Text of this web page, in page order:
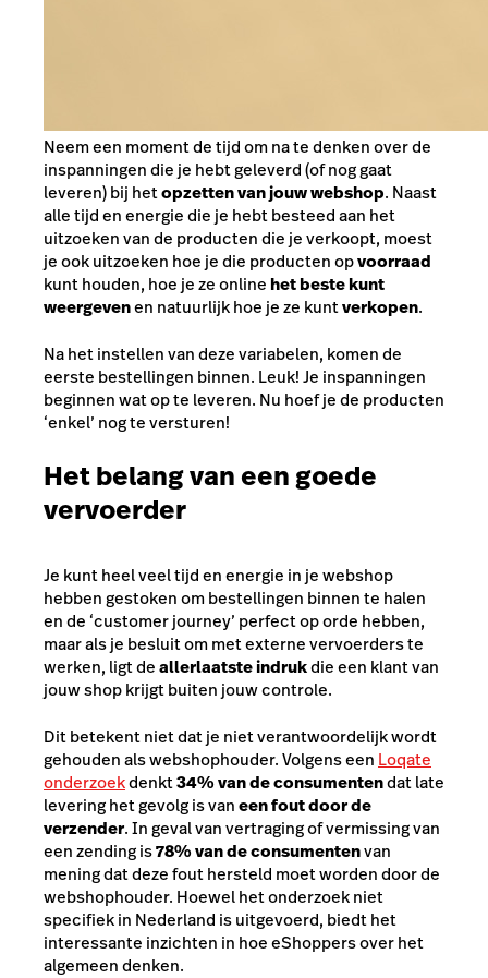
Neem een moment de tijd om na te denken over de
inspanningen die je hebt geleverd (of nog gaat
leveren) bij hetopzetten van jouw webshop. Naast
alle tijd en energie die je hebt besteed aan het
uitzoeken van de producten die je verkoopt, moest
je ook uitzoeken hoe je die producten opvoorraad
kunt houden, hoe je ze onlinehet beste kunt
weergevenen natuurlijk hoe je ze kuntverkopen.
Na het instellen van deze variabelen, komen de
eerste bestellingen binnen. Leuk! Je inspanningen
beginnen wat op te leveren. Nu hoef je de producten
‘enkel’ nog te versturen!
Het belang van een goede
vervoerder
Je kunt heel veel tijd en energie in je webshop
hebben gestoken om bestellingen binnen te halen
en de ‘customer journey’ perfect op orde hebben,
maar als je besluit om met externe vervoerders te
werken, ligt deallerlaatste indrukdie een klant van
jouw shop krijgt buiten jouw controle.
Dit betekent niet dat je niet verantwoordelijk wordt
gehouden als webshophouder. Volgens een Loqate
onderzoekdenkt34% van de consumentendat late
levering het gevolg is vaneen fout door de
verzender. In geval van vertraging of vermissing van
een zending is78% van de consumentenvan
mening dat deze fout hersteld moet worden door de
webshophouder. Hoewel het onderzoek niet
specifiek in Nederland is uitgevoerd, biedt het
interessante inzichten in hoe eShoppers over het
algemeen denken.